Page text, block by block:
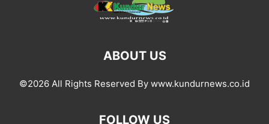
ABOUT US
©2026 All Rights Reserved By www.kundurnews.co.id
FOLLOW US